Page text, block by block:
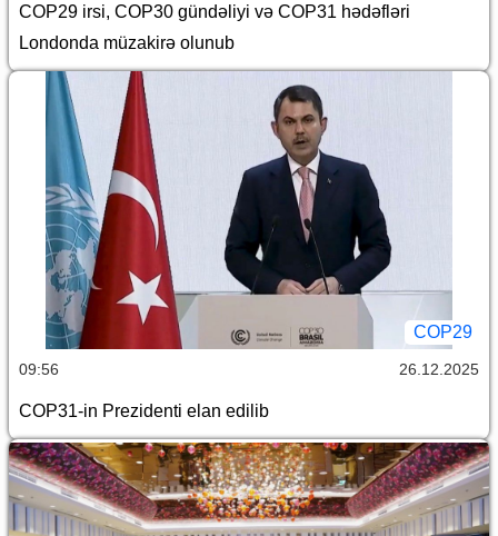
COP29 irsi, COP30 gündəliyi və COP31 hədəfləri
Londonda müzakirə olunub
COP29
09:56 26.12.2025
COP31-in Prezidenti elan edilib